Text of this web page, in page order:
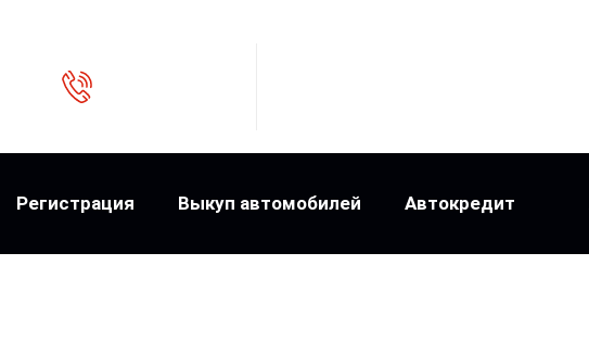
Регистрация Выкуп автомобилей Автокредит